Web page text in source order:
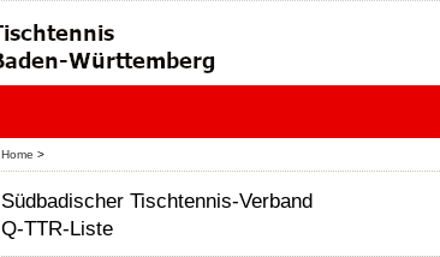
Home >
Südbadischer Tischtennis-Verband
Q-TTR-Liste